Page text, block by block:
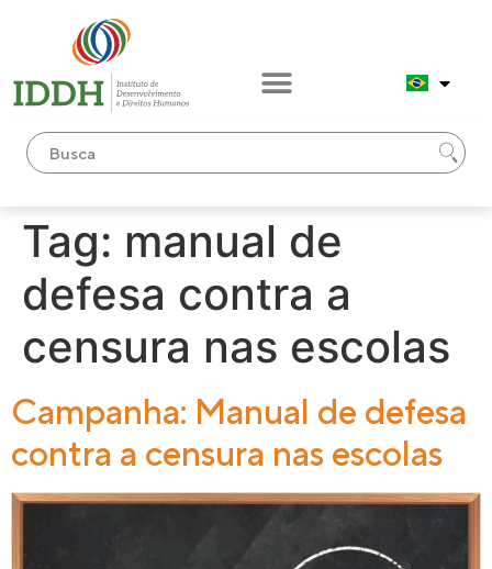
Tag: manual de
defesa contra a
censura nas escolas
Campanha: Manual de defesa
contra a censura nas escolas